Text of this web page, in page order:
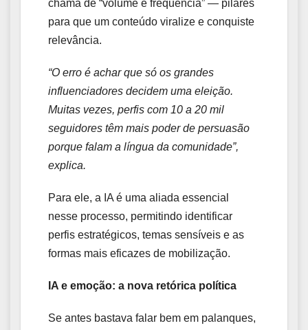
chama de “volume e frequência” — pilares
para que um conteúdo viralize e conquiste
relevância.
“O erro é achar que só os grandes
influenciadores decidem uma eleição.
Muitas vezes, perfis com 10 a 20 mil
seguidores têm mais poder de persuasão
porque falam a língua da comunidade”,
explica.
Para ele, a IA é uma aliada essencial
nesse processo, permitindo identificar
perfis estratégicos, temas sensíveis e as
formas mais eficazes de mobilização.
IA e emoção: a nova retórica política
Se antes bastava falar bem em palanques,